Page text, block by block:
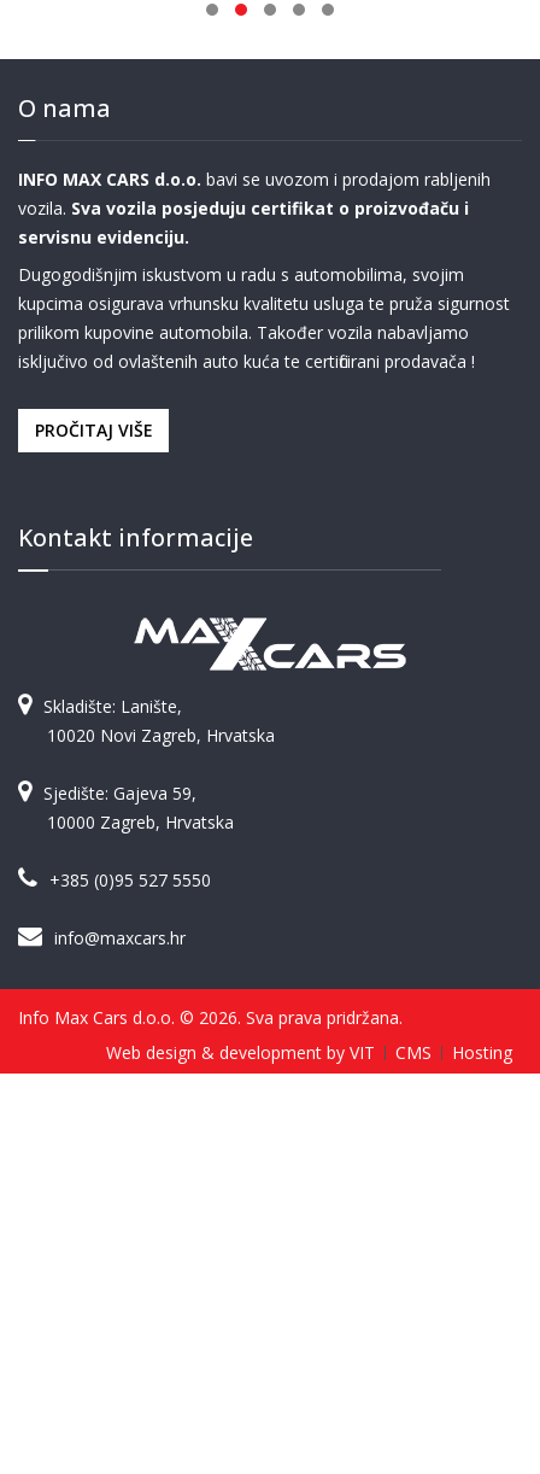
O nama
INFO MAX CARS d.o.o. bavi se uvozom i prodajom rabljenih
vozila. Sva vozila posjeduju certifikat o proizvođaču i
servisnu evidenciju.
Dugogodišnjim iskustvom u radu s automobilima, svojim
kupcima osigurava vrhunsku kvalitetu usluga te pruža sigurnost
prilikom kupovine automobila. Također vozila nabavljamo
isključivo od ovlaštenih auto kuća te certificirani prodavača !
PROČITAJ VIŠE
Kontakt informacije
Skladište: Lanište,
10020 Novi Zagreb, Hrvatska
Sjedište: Gajeva 59,
10000 Zagreb, Hrvatska
+385 (0)95 527 5550
info@maxcars.hr
Info Max Cars d.o.o. © 2026. Sva prava pridržana.
Web design & development by VIT
CMS Hosting